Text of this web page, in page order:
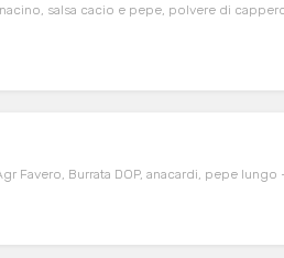
salsa cacio e pepe, polvere di